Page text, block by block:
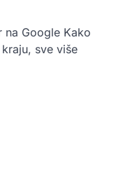
Google Kako
sve više